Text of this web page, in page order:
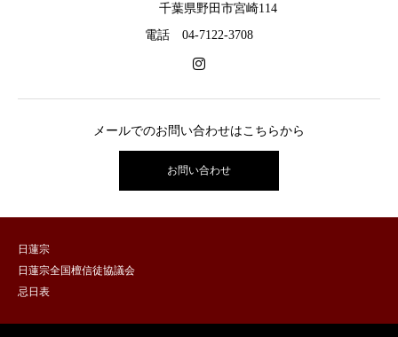
千葉県野田市宮崎114
電話 04-7122-3708
メールでのお問い合わせはこちらから
お問い合わせ
日蓮宗
日蓮宗全国檀信徒協議会
忌日表